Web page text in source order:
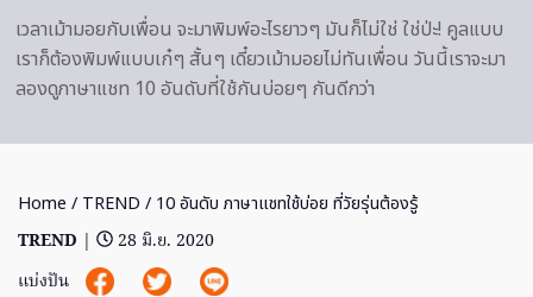
เวลาเม้ามอยกับเพื่อน จะมาพิมพ์อะไรยาวๆ มันก็ไม่ใช่ ใช่ป่ะ! คูลแบบ
เราก็ต้องพิมพ์แบบเก๋ๆ สั้นๆ เดี๋ยวเม้ามอยไม่ทันเพื่อน วันนี้เราจะมา
ลองดูภาษาแชท 10 อันดับที่ใช้กันบ่อยๆ กันดีกว่า
Home / TREND / 10 อันดับ ภาษาแชทใช้บ่อย ที่วัยรุ่นต้องรู้
TREND |
28 มิ.ย. 2020
แบ่งปัน